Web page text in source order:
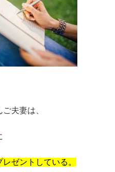
夫妻は、
ゼントしている。